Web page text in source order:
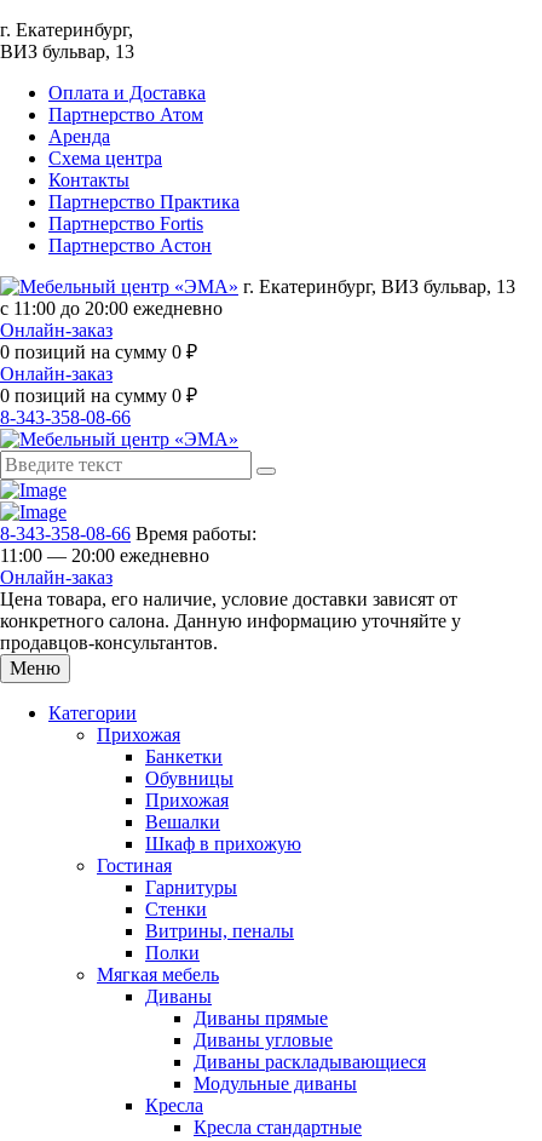
г. Екатеринбург,
ВИЗ бульвар, 13
Оплата и Доставка
Партнерство Атом
Аренда
Схема центра
Контакты
Партнерство Практика
Партнерство Fortis
Партнерство Астон
г. Екатеринбург, ВИЗ бульвар, 13
с 11:00 до 20:00 ежедневно
Онлайн-заказ
0 позиций на сумму 0 ₽
Онлайн-заказ
0 позиций на сумму 0 ₽
8-343-358-08-66
8-343-358-08-66 Время работы:
11:00 — 20:00 ежедневно
Онлайн-заказ
Цена товара, его наличие, условие доставки зависят от
конкретного салона. Данную информацию уточняйте у
продавцов-консультантов.
Меню
Категории
Прихожая
Банкетки
Обувницы
Прихожая
Вешалки
Шкаф в прихожую
Гостиная
Гарнитуры
Стенки
Витрины, пеналы
Полки
Мягкая мебель
Диваны
Диваны прямые
Диваны угловые
Диваны раскладывающиеся
Модульные диваны
Кресла
Кресла стандартные